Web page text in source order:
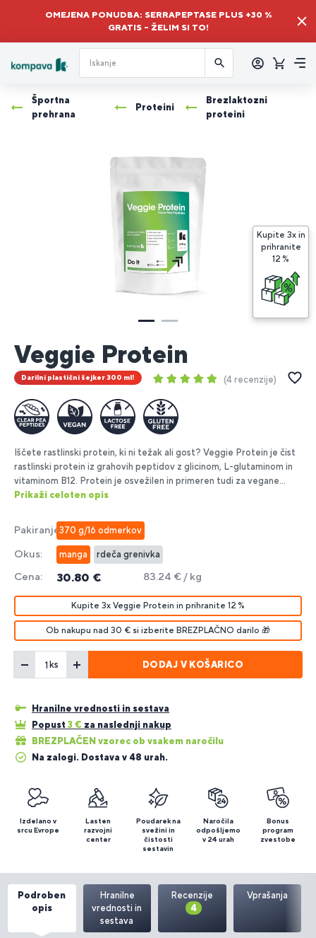
OMEJENA PONUDBA: SERRAPEPTASE PLUS +30 %
GRATIS – ŽELIM SI TO!
Športna
prehrana
Proteini
Brezlaktozni
proteini
Kupite 3x in
prihranite
12 %
Veggie Protein
Darilni plastični šejker 300 ml! 4 recenzije
Iščete rastlinski protein, ki ni težak ali gost? Veggie Protein je čist
rastlinski protein iz grahovih peptidov z glicinom, L-glutaminom in
vitaminom B12. Protein je osvežilen in primeren tudi za vegane...
Prikaži celoten opis
Pakiranje:370 g/16 odmerkov
Okus: manga rdeča grenivka
Cena: 30.80 € 83.24 € / kg
Kupite 3x Veggie Protein in prihranite 12 %
Ob nakupu nad 30 € si izberite BREZPLAČNO darilo 🎁
ks DODAJ V KOŠARICO
Hranilne vrednosti in sestava
Popust 3 € za naslednji nakup
BREZPLAČEN vzorec ob vsakem naročilu
Na zalogi. Dostava v 48 urah.
Izdelano v
srcu Evrope
Lasten
razvojni
center
Poudarek na
svežini in
čistosti
sestavin
Naročila
odpošljemo
v 24 urah
Bonus
program
zvestobe
Podroben
opis
Hranilne
vrednosti in
sestava
Recenzije
4
Vprašanja